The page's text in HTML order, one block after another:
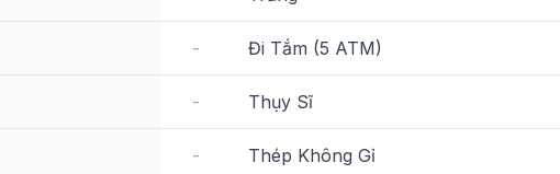
- Đi Tắm (5 ATM)
- Thụy Sĩ
- Thép Không Gỉ